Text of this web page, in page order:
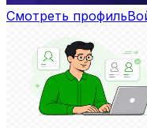
Смотреть профиль